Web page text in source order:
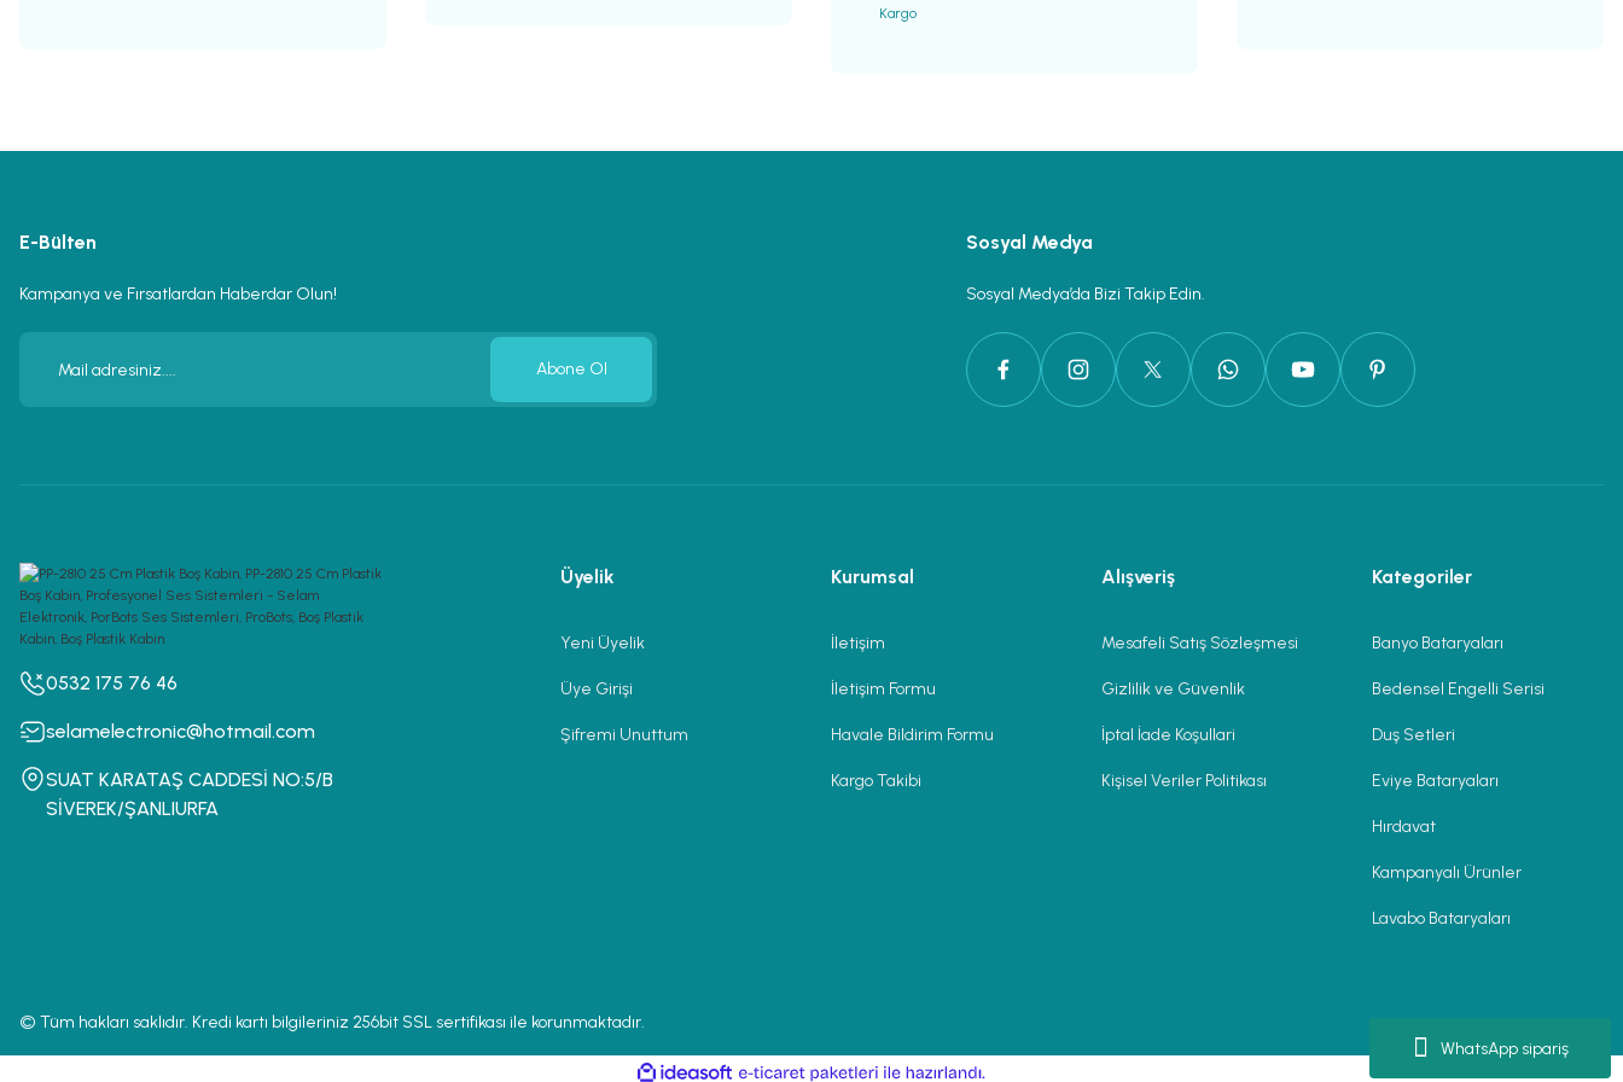
WhatsApp sipariş
Kargo
E-Bülten
Kampanya ve Fırsatlardan Haberdar Olun!
Abone Ol
Sosyal Medya
Sosyal Medya’da Bizi Takip Edin.
0532 175 76 46
selamelectronic@hotmail.com
SUAT KARATAŞ CADDESİ NO:5/B
SİVEREK/ŞANLIURFA
Üyelik
Yeni Üyelik
Üye Girişi
Şifremi Unuttum
Kurumsal
İletişim
İletişim Formu
Havale Bildirim Formu
Kargo Takibi
Alışveriş
Mesafeli Satış Sözleşmesi
Gizlilik ve Güvenlik
İptal İade Koşullari
Kişisel Veriler Politikası
Kategoriler
Banyo Bataryaları
Bedensel Engelli Serisi
Duş Setleri
Eviye Bataryaları
Hırdavat
Kampanyalı Ürünler
Lavabo Bataryaları
© Tüm hakları saklıdır. Kredi kartı bilgileriniz 256bit SSL sertifikası ile korunmaktadır.
ideasoft e-